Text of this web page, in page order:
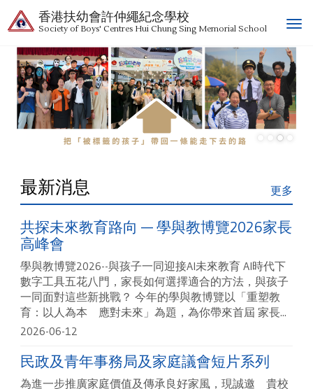
香港扶幼會許仲繩紀念學校
Society of Boys' Centres Hui Chung Sing Memorial School
T
g
g
e
n
a
最新消息 更多
共探未來教育路向 — 學與教博覽2026家長
高峰會
學與教博覽2026--與孩子一同迎接AI未來教育 AI時代下
數字工具五花八門，家長如何選擇適合的方法，與孩子
一同面對這些新挑戰？ 今年的學與教博覽以「重塑教
育：以人為本 應對未來」為題，為你帶來首屆 家長...
2026-06-12
民政及青年事務局及家庭議會短片系列
為進一步推廣家庭價值及傳承良好家風，現誠邀 貴校